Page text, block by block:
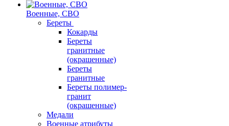
Военные, СВО
Береты
Кокарды
Береты
гранитные
(окрашенные)
Береты
гранитные
Береты полимер-
гранит
(окрашенные)
Медали
Военные атрибуты